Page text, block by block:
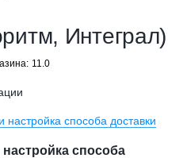
Интеграл)
11.0
настройка способа доставки
настройка способа